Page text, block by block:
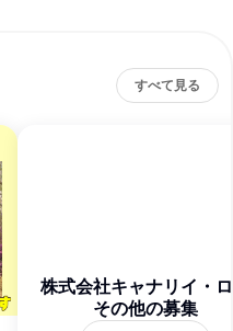
すべて見る
株式会社キャナリイ・
その他の募集